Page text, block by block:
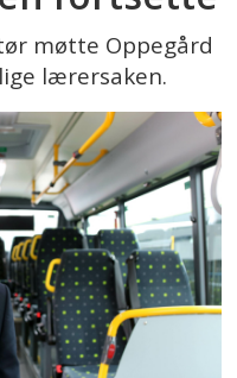
møtte Oppegård
lærersaken.